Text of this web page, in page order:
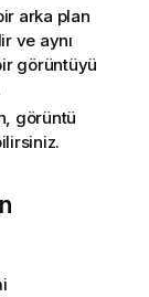
arka plan
ve aynı
görüntüyü
görüntü